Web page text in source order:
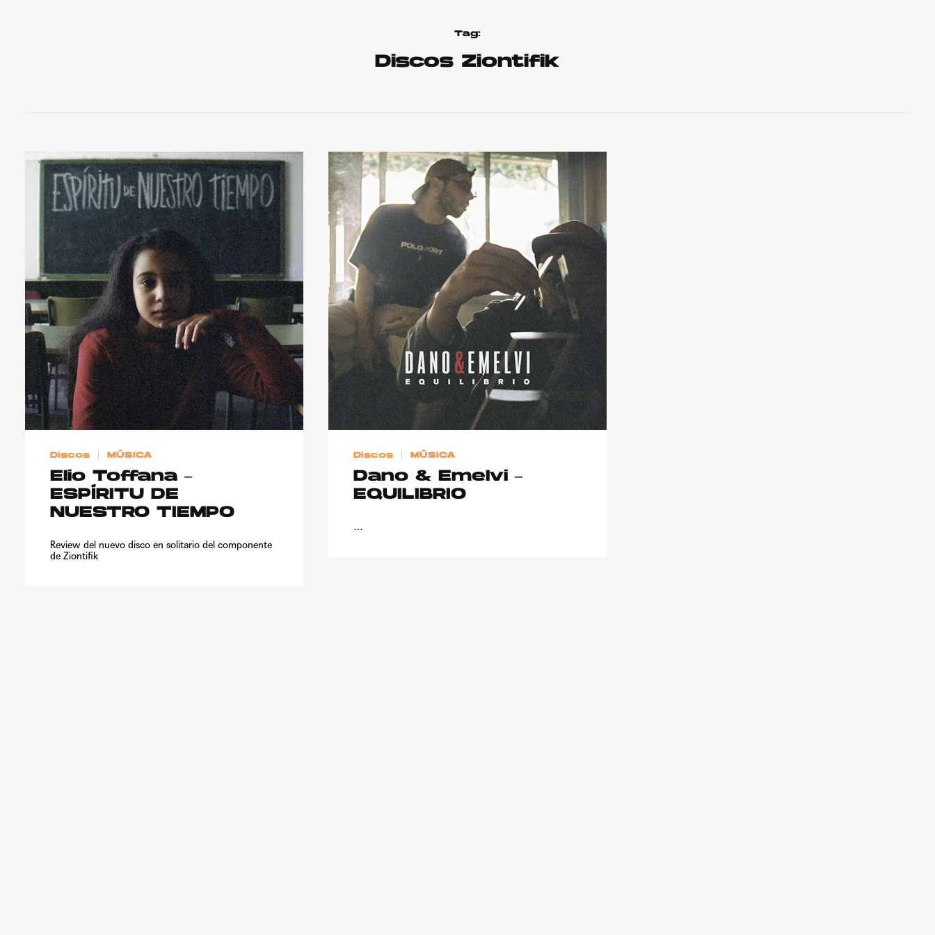
Tag:
Discos Ziontifik
Discos MÚSICA
Elio Toffana –
ESPÍRITU DE
NUESTRO TIEMPO
Review del nuevo disco en solitario del componente
de Ziontifik
Discos MÚSICA
Dano & Emelvi –
EQUILIBRIO
…